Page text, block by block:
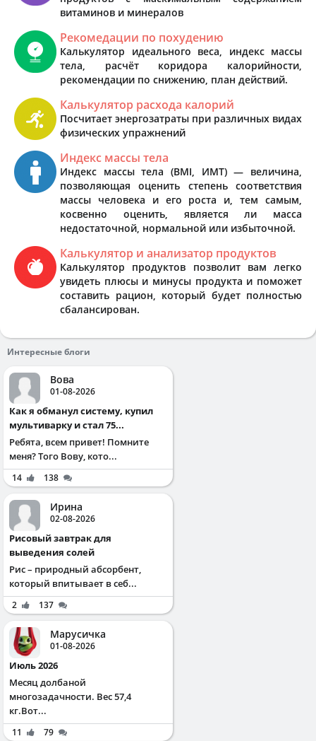
витаминов и минералов
Рекомедации по похудению
Калькулятор идеального веса, индекс массы
тела, расчёт коридора калорийности,
рекомендации по снижению, план действий.
Калькулятор расхода калорий
Посчитает энергозатраты при различных видах
физических упражнений
Индекс массы тела
Индекс массы тела (BMI, ИМТ) — величина,
позволяющая оценить степень соответствия
массы человека и его роста и, тем самым,
косвенно оценить, является ли масса
недостаточной, нормальной или избыточной.
Калькулятор и анализатор продуктов
Калькулятор продуктов позволит вам легко
увидеть плюсы и минусы продукта и поможет
составить рацион, который будет полностью
сбалансирован.
Интересные блоги
Вова
01-08-2026
Как я обманул систему, купил
мультиварку и стал 75...
Ребята, всем привет! Помните
меня? Того Вову, кото...
14 138
Ирина
02-08-2026
Рисовый завтрак для
выведения солей
Рис – природный абсорбент,
который впитывает в себ...
2 137
Марусичка
01-08-2026
Июль 2026
Месяц долбаной
многозадачности. Вес 57,4
кг.Вот...
11
79